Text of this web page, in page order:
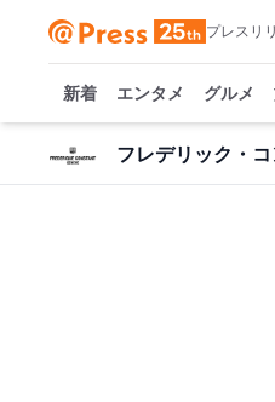
プレスリ
新着 エンタメ グルメ
フレデリック・